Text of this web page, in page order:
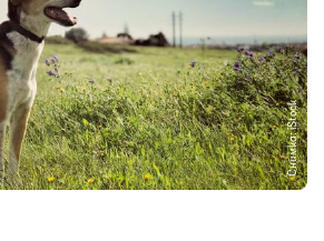
Снимка: iStock